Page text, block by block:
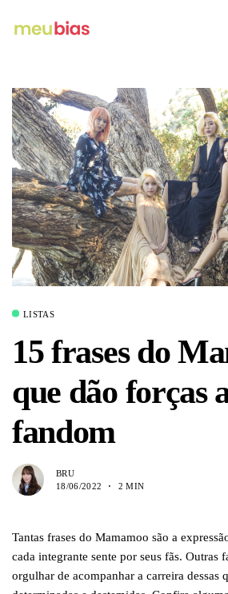
LISTAS
15 frases do
que dão forças
fandom
BRU
18/06/2022
2 MIN
Tantas frases do Mamamoo são a
cada integrante sente por seus fãs. Outras
orgulhar de acompanhar a carreira dessas